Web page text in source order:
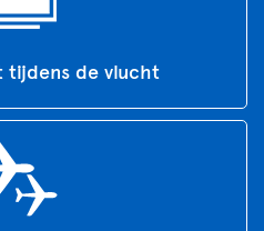
tijdens de vlucht